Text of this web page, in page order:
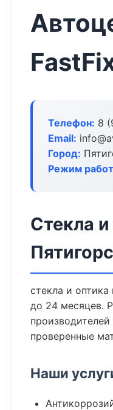
Телефон: 8
Email:
Город:
Режим
Стекла
стекла и оптика
до 24 месяцев.
проверенные
Наши